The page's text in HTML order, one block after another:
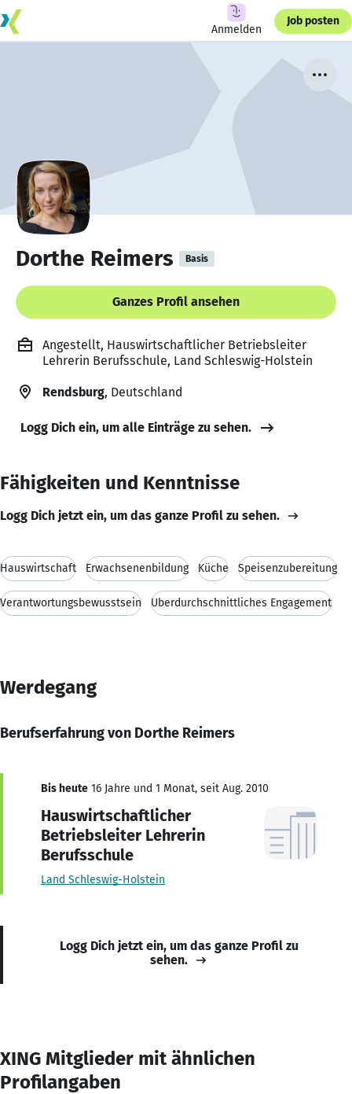
Anmelden
Job posten
Dorthe Reimers Basis
Ganzes Profil ansehen
Angestellt, Hauswirtschaftlicher Betriebsleiter
Lehrerin Berufsschule, Land Schleswig-Holstein
Rendsburg, Deutschland
Logg Dich ein, um alle Einträge zu sehen.
Fähigkeiten und Kenntnisse
Logg Dich jetzt ein, um das ganze Profil zu sehen.
Hauswirtschaft Erwachsenenbildung Küche Speisenzubereitung
Verantwortungsbewusstsein Überdurchschnittliches Engagement
Werdegang
Berufserfahrung von Dorthe Reimers
Bis heute 16 Jahre und 1 Monat, seit Aug. 2010
Hauswirtschaftlicher
Betriebsleiter Lehrerin
Berufsschule
Land Schleswig-Holstein
Logg Dich jetzt ein, um das ganze Profil zu
sehen.
XING Mitglieder mit ähnlichen
Profilangaben